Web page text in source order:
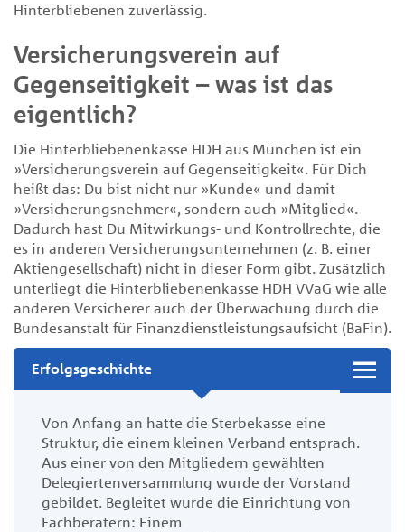
Hinterbliebenen zuverlässig.
Versicherungsverein auf
Gegenseitigkeit – was ist das
eigentlich?
Die Hinterbliebenenkasse HDH aus München ist ein
»Versicherungsverein auf Gegenseitigkeit«. Für Dich
heißt das: Du bist nicht nur »Kunde« und damit
»Versicherungsnehmer«, sondern auch »Mitglied«.
Dadurch hast Du Mitwirkungs- und Kontrollrechte, die
es in anderen Versicherungsunternehmen (z. B. einer
Aktiengesellschaft) nicht in dieser Form gibt. Zusätzlich
unterliegt die Hinterbliebenenkasse HDH VVaG wie alle
anderen Versicherer auch der Überwachung durch die
Bundesanstalt für Finanzdienstleistungsaufsicht (BaFin).
Erfolgsgeschichte
Von Anfang an hatte die Sterbekasse eine
Struktur, die einem kleinen Verband entsprach.
Aus einer von den Mitgliedern gewählten
Delegiertenversammlung wurde der Vorstand
gebildet. Begleitet wurde die Einrichtung von
Fachberatern: Einem